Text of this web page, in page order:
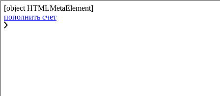
[object HTMLMetaElement]
пополнить счет